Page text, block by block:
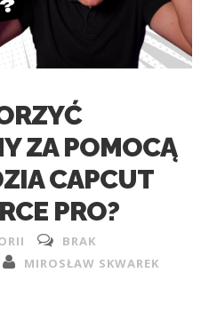
ZA POMOCĄ
CAPCUT
PRO?
BRAK
MIROSŁAW SKWAREK